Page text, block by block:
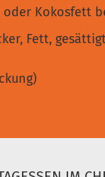
Kokosfett
Fett,